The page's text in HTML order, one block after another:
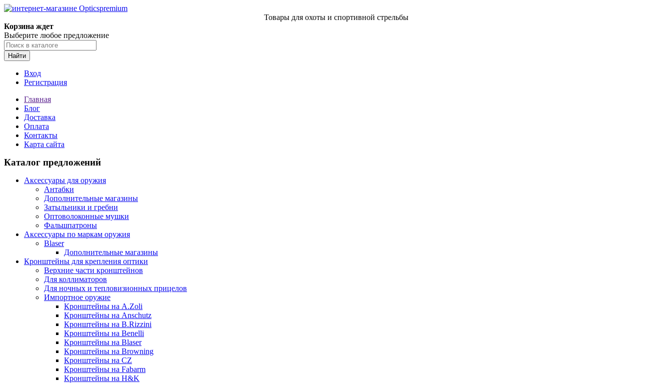
Товары для охоты и спортивной стрельбы
Корзина ждет
Выберите любое предложение
Найти
Вход
Регистрация
Главная
Блог
Доставка
Оплата
Контакты
Карта сайта
Каталог предложений
Аксессуары для оружия
Антабки
Дополнительные магазины
Затыльники и гребни
Оптоволоконные мушки
Фальшпатроны
Аксессуары по маркам оружия
Blaser
Дополнительные магазины
Кронштейны для крепления оптики
Верхние части кронштейнов
Для коллиматоров
Для ночных и тепловизионных прицелов
Импортное оружие
Кронштейны на A.Zoli
Кронштейны на Anschutz
Кронштейны на B.Rizzini
Кронштейны на Benelli
Кронштейны на Blaser
Кронштейны на Browning
Кронштейны на CZ
Кронштейны на Fabarm
Кронштейны на H&K